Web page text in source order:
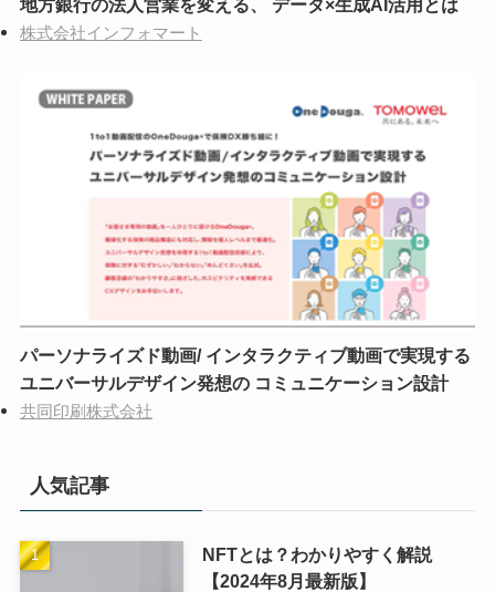
地方銀行の法人営業を変える、 データ×生成AI活用とは
株式会社インフォマート
パーソナライズド動画/ インタラクティブ動画で実現する
ユニバーサルデザイン発想の コミュニケーション設計
共同印刷株式会社
人気記事
NFTとは？わかりやすく解説
【2024年8月最新版】